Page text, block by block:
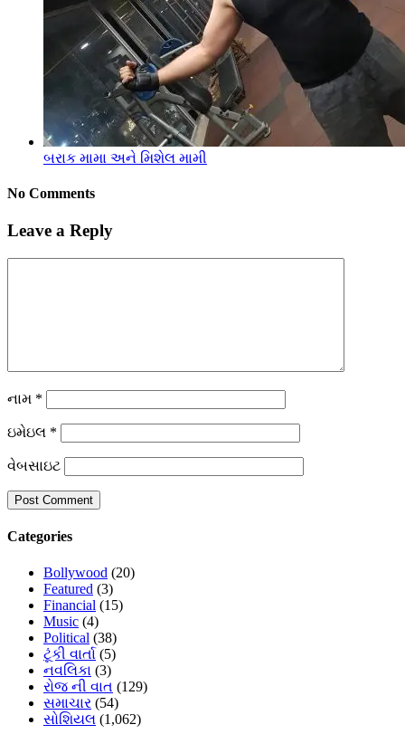
બરાક મામા અને મિશેલ મામી
No Comments
Leave a Reply
નામ *
ઇમેઇલ *
વેબસાઇટ
Categories
Bollywood (20)
Featured (3)
Financial (15)
Music (4)
Political (38)
ટૂંકી વાર્તા (5)
નવલિકા (3)
રોજ ની વાત (129)
સમાચાર (54)
સોશિયલ (1,062)